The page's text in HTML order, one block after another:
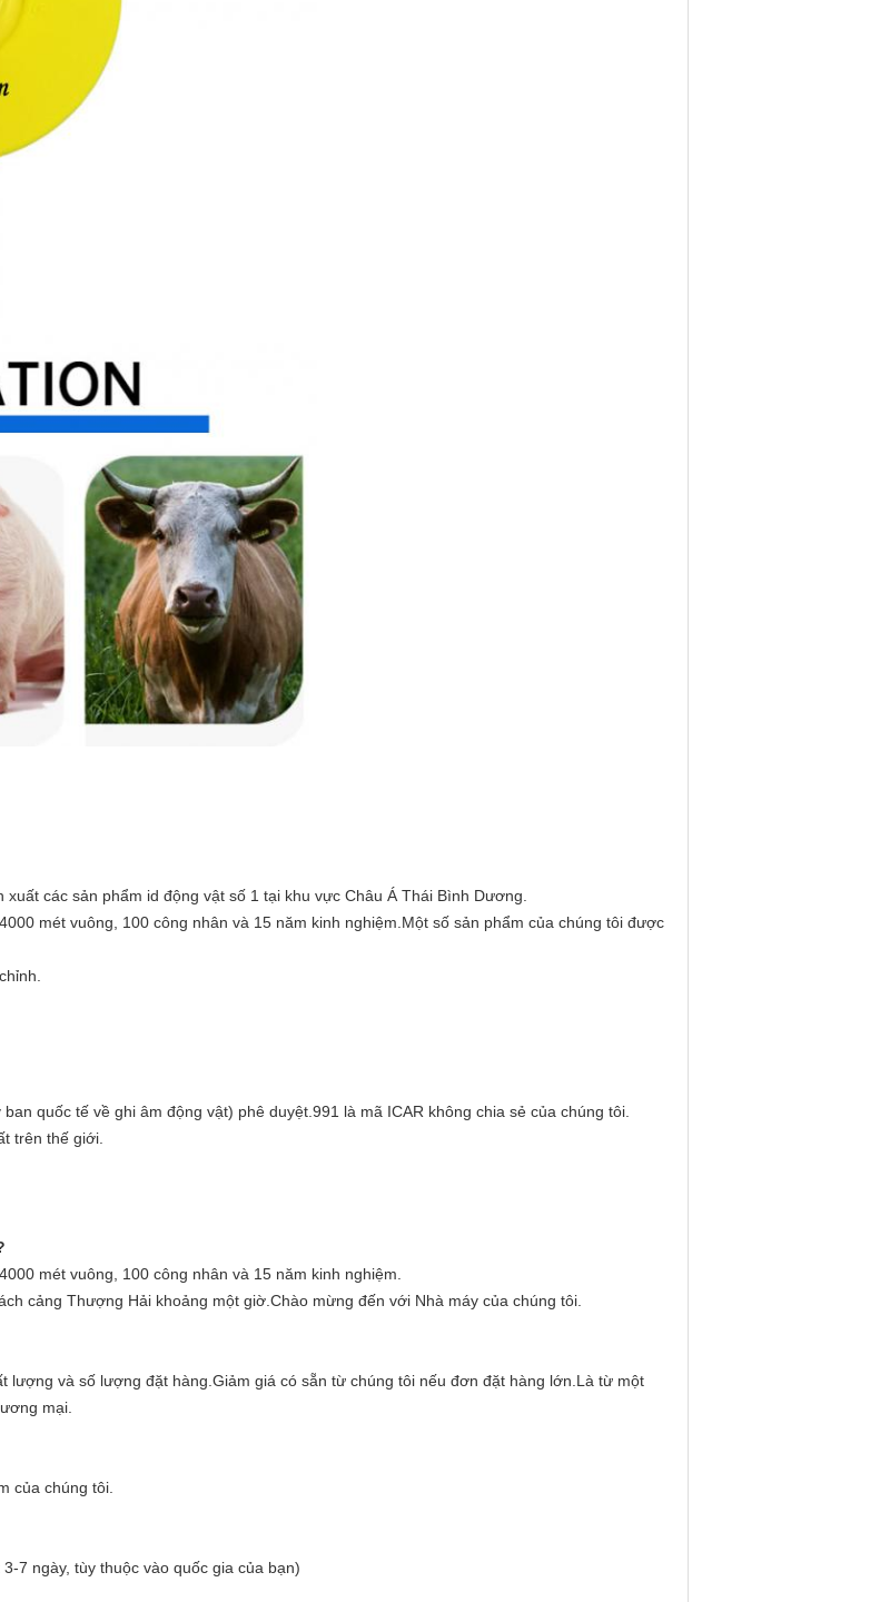
xuất các sản phẩm id động vật số 1 tại khu vực Châu Á Thái Bình Dương.
mét vuông, 100 công nhân và 15 năm kinh nghiệm.Một số sản phẩm của chúng tôi được
quốc tế về ghi âm động vật) phê duyệt.991 là mã ICAR không chia sẻ của chúng tôi.
trên thế giới.
mét vuông, 100 công nhân và 15 năm kinh nghiệm.
cảng Thượng Hải khoảng một giờ.Chào mừng đến với Nhà máy của chúng tôi.
và số lượng đặt hàng.Giảm giá có sẵn từ chúng tôi nếu đơn đặt hàng lớn.Là từ một
mại.
của chúng tôi.
7 ngày, tùy thuộc vào quốc gia của bạn)